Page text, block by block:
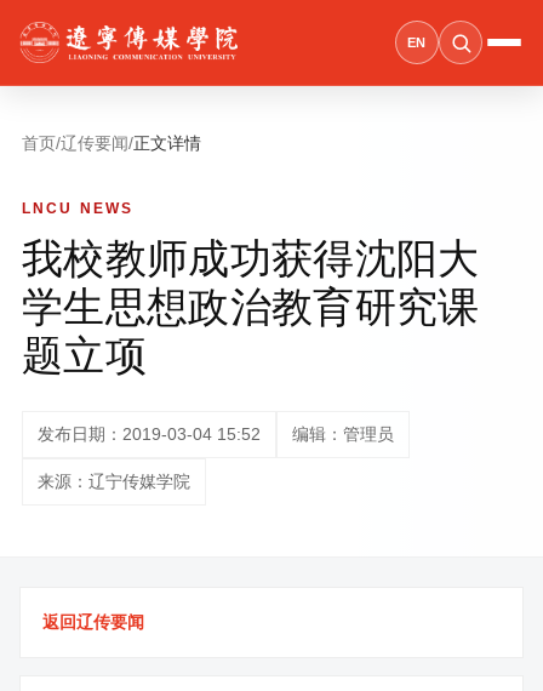
EN
首页/辽传要闻/正文详情
LNCU NEWS
我校教师成功获得沈阳大
学生思想政治教育研究课
题立项
发布日期：2019-03-04 15:52 编辑：管理员
来源：辽宁传媒学院
返回辽传要闻